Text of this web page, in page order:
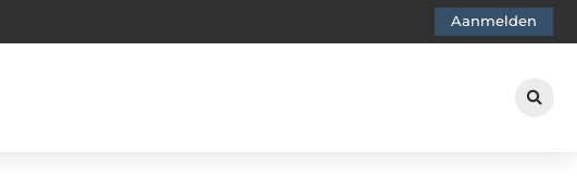
Aanmelden